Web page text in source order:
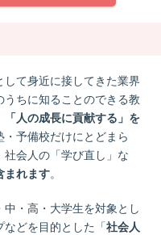
て身近に接してきた業界
ちに知ることのできる教
「人の成長に貢献する」を
予備校だけにとどまら
会人の「学び直し」な
まれます。
・高・大学生を対象とし
などを目的とした「社会人